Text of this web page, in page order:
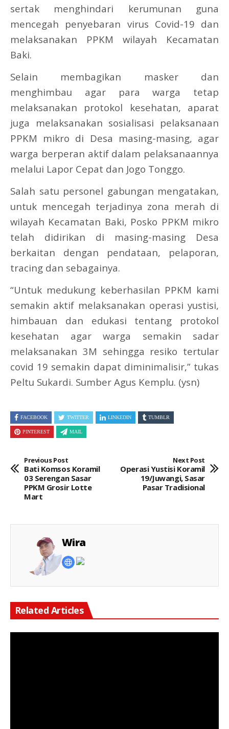
sertak menghindari kerumunan guna
mencegah penyebaran virus Covid-19 dan
melaksanakan PPKM wilayah Kecamatan
Baki.
Selain membagikan masker dan
menghimbau agar para warga tetap
melaksanakan protokol kesehatan, aparat
juga melaksanakan sosialisasi pelaksanaan
PPKM mikro di Desa masing-masing, agar
warga berperan aktif dalam pelaksanaannya
melalui Lapor Cepat dan Jogo Tonggo.
Salah satu personel gabungan mengatakan,
untuk mencegah terjadinya zona merah di
wilayah Kecamatan Baki, Posko PPKM mikro
telah didirikan di masing-masing Desa
berkaitan dengan pendataan, pelaporan,
tracing dan sebagainya.
“Untuk medukung keberhasilan PPKM kami
semakin aktif melaksanakan operasi yustisi,
himbauan dan edukasi tentang protokol
kesehatan agar warga semakin sadar
melaksanakan 3M sehingga resiko tertular
covid 19 semakin dapat diminimalisir,” tukas
Peltu Sukardi. Sumber Agus Kemplu. (ysn)
FACEBOOK TWITTER LINKEDIN TUMBLR
PINTEREST MAIL
Previous Post
Bati Komsos Koramil
03 Serengan Sasar
PPKM Grosir Lotte
Mart
Next Post
Operasi Yustisi Koramil
19/Juwangi, Sasar
Pasar Tradisional
Wira
Related Articles
Keterangan Gambar: Pengacara Edi Koko Wibowo, S.H., yang meminta kepastian hukum terkait pemblokiran rekening atas nama Leonardo Hermano.